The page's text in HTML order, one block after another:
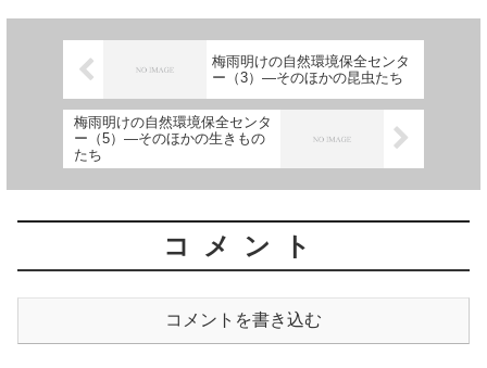
梅雨明けの自然環境保全センタ
ー（3）―そのほかの昆虫たち
梅雨明けの自然環境保全センタ
ー（5）―そのほかの生きもの
たち
コメント
コメントを書き込む